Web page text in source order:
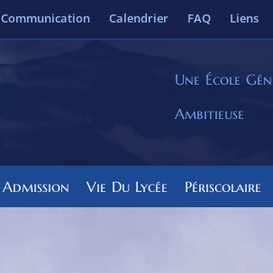
Communication Calendrier FAQ Liens
Une École
Ambitieuse
Admission Vie Du Lycée Périscolaire